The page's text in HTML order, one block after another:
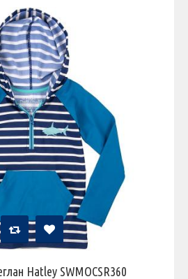
Hatley SWMOCSR360